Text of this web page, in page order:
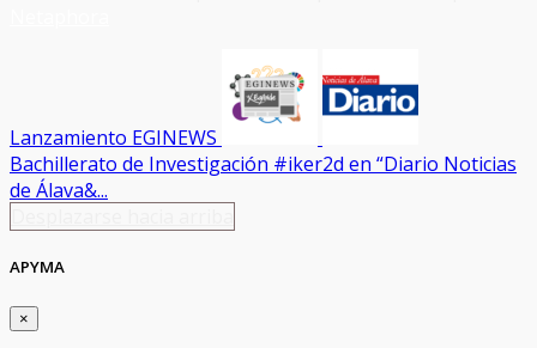
Lanzamiento EGINEWS
Bachillerato de Investigación #iker2d en “Diario Noticias
de Álava&...
APYMA
×